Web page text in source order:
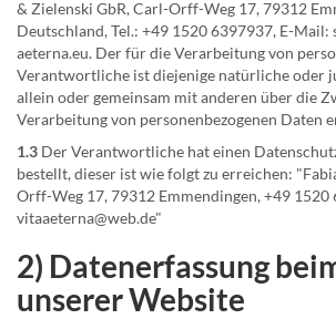
& Zielenski GbR, Carl-Orff-Weg 17, 79312
Deutschland, Tel.: +49 1520 6397937, E-Mail:
aeterna.eu. Der für die Verarbeitung von
Verantwortliche ist diejenige natürliche oder
allein oder gemeinsam mit anderen über die
Verarbeitung von personenbezogenen Daten
1.3 Der Verantwortliche hat einen
bestellt, dieser ist wie folgt zu erreichen:
Orff-Weg 17, 79312 Emmendingen, +49 1520
vitaaeterna@web.de"
2) Datenerfassung
unserer Website